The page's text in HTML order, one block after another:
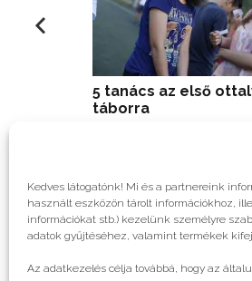
Kedves látogatónk! Mi és a partnereink
használt eszközön tárolt információkhoz,
információkat stb.) kezelünk személyre
adatok gyűjtéséhez, valamint termékek
Az adatkezelés célja továbbá, hogy az
5 tanács az első
táborra